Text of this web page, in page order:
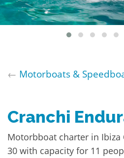
BLOG
← Motorboats &
Cranchi
Motorbboat charter in Ibiza
30 with capacity for 11